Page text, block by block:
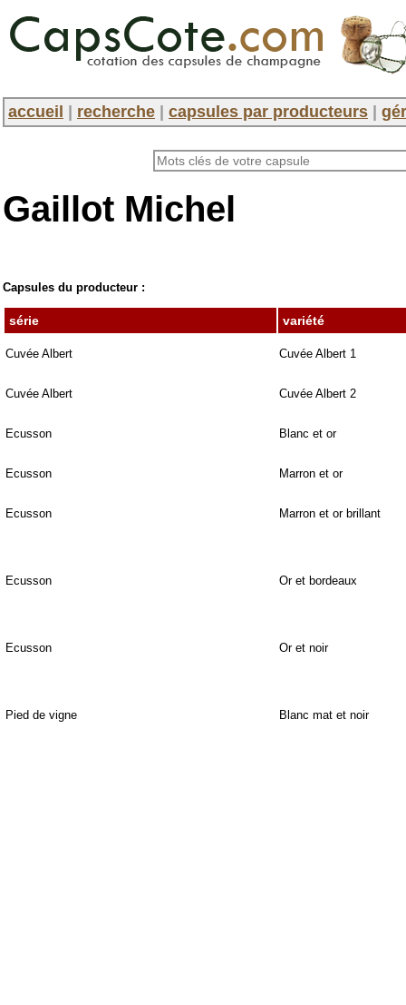
accueil recherche capsules par producteurs
Gaillot Michel
Capsules du producteur :
série variété
Cuvée Albert Cuvée Albert 1
Cuvée Albert Cuvée Albert 2
Ecusson Blanc et or
Ecusson Marron et or
Ecusson Marron et or brillant
Ecusson Or et bordeaux
Ecusson Or et noir
Pied de vigne Blanc mat et noir